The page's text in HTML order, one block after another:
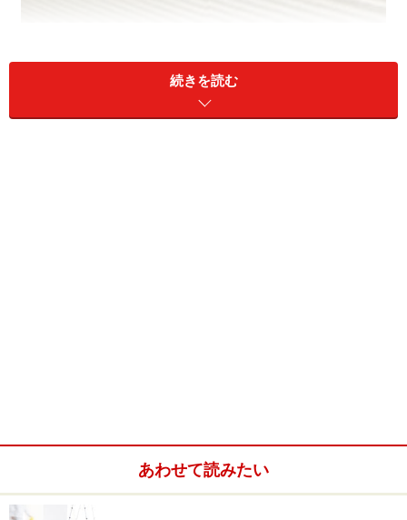
湿気や臭いを吸着してくれるので、家族にも嬉しい壁材
お部屋の雰囲気を変えたいけど、初めてDIYをする方に
壁を塗る作業は結構楽しいものです。施工する箇所を検
続きを読む
あわせて読みたい